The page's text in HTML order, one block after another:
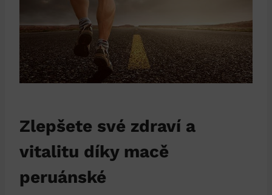
Zlepšete své zdraví a
vitalitu díky macě
peruánské